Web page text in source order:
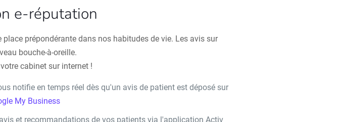
e-réputation
place prépondérante dans nos habitudes de vie. Les avis sur
bouche-à-oreille.
cabinet sur internet !
notifie en temps réel dès qu'un avis de patient est déposé sur
My Business
et recommandations de vos patients via l'application Activ